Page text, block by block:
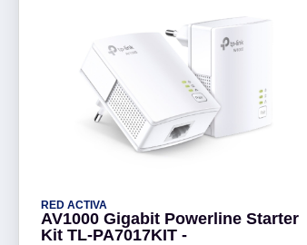
RED ACTIVA
AV1000 Gigabit Powerline Starter
Kit TL-PA7017KIT -